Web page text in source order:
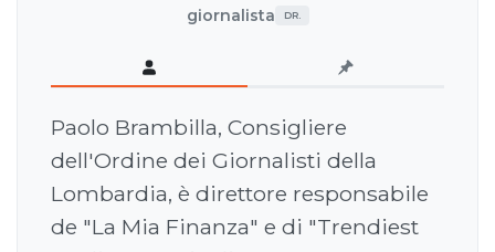
giornalista DR.
Paolo Brambilla, Consigliere
dell'Ordine dei Giornalisti della
Lombardia, è direttore responsabile
de "La Mia Finanza" e di "Trendiest